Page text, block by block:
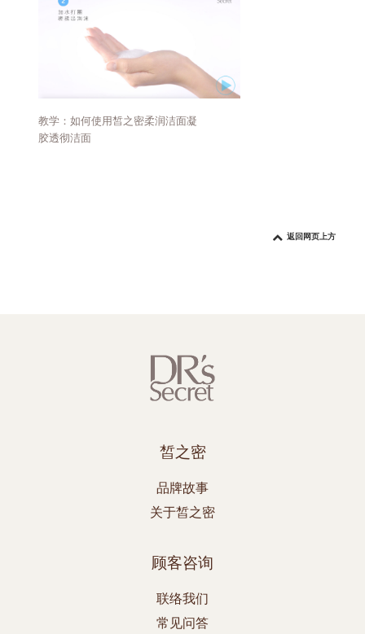
教学：如何使用皙之密柔润洁面凝
胶透彻洁面
返回网页上方
皙之密
品牌故事
关于皙之密
顾客咨询
联络我们
常见问答